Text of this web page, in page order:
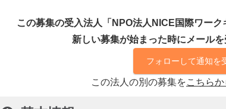
この募集の受入法人「NPO法人NICE国際ワーク
新しい募集が始まった時にメール
フォローして通知を
この法人の別の募集をこちら